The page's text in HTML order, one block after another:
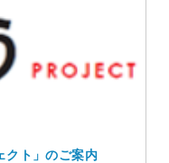
クト」のご案内